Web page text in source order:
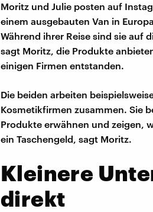
Moritz und Julie posten auf
einem ausgebauten Van in
Während ihrer Reise sind sie auf
sagt Moritz, die Produkte
einigen Firmen entstanden.
Die beiden arbeiten
Kosmetikfirmen zusammen. Sie
Produkte erwähnen und zeigen,
ein Taschengeld, sagt Moritz.
Kleinere
direkt